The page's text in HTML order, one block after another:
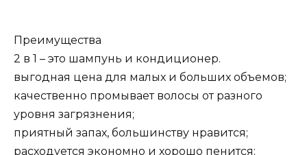
Преимущества
2 в 1 – это шампунь и кондиционер.
выгодная цена для малых и больших объемов;
качественно промывает волосы от разного
уровня загрязнения;
приятный запах, большинству нравится;
расходуется экономно и хорошо пенится;